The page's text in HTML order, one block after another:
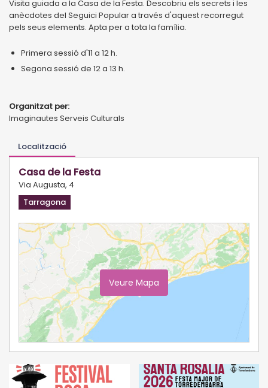
Visita guiada a la Casa de la Festa. Descobriu els secrets i les
anècdotes del Seguici Popular a través d'aquest recorregut
pels seus elements. Apta per a tota la família.
Primera sessió d'11 a 12 h.
Segona sessió de 12 a 13 h.
Organitzat per:
Imaginautes Serveis Culturals
Localització
Casa de la Festa
Via Augusta, 4
Tarragona
Veure Mapa